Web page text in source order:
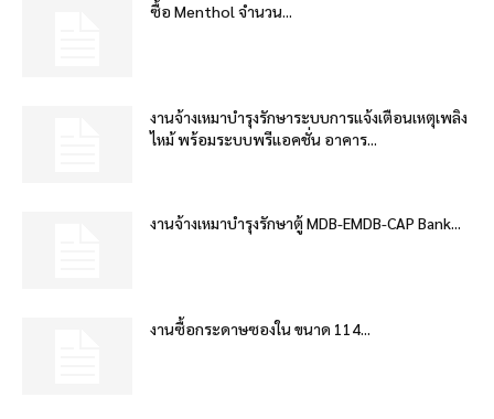
ซื้อ Menthol จำนวน...
งานจ้างเหมาบำรุงรักษาระบบการแจ้งเตือนเหตุเพลิง
ไหม้ พร้อมระบบพรีแอคชั่น อาคาร...
งานจ้างเหมาบำรุงรักษาตู้ MDB-EMDB-CAP Bank...
งานซื้อกระดาษซองใน ขนาด 114...